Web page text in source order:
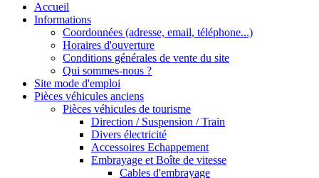
Accueil
Informations
Coordonnées (adresse, email, téléphone...)
Horaires d'ouverture
Conditions générales de vente du site
Qui sommes-nous ?
Site mode d'emploi
Pièces véhicules anciens
Pièces véhicules de tourisme
Direction / Suspension / Train
Divers électricité
Accessoires Echappement
Embrayage et Boîte de vitesse
Cables d'embrayage